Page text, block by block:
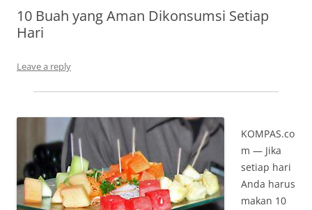
10 Buah yang Aman Dikonsumsi Setiap
Hari
Leave a reply
KOMPAS.co
m — Jika
setiap hari
Anda harus
makan 10